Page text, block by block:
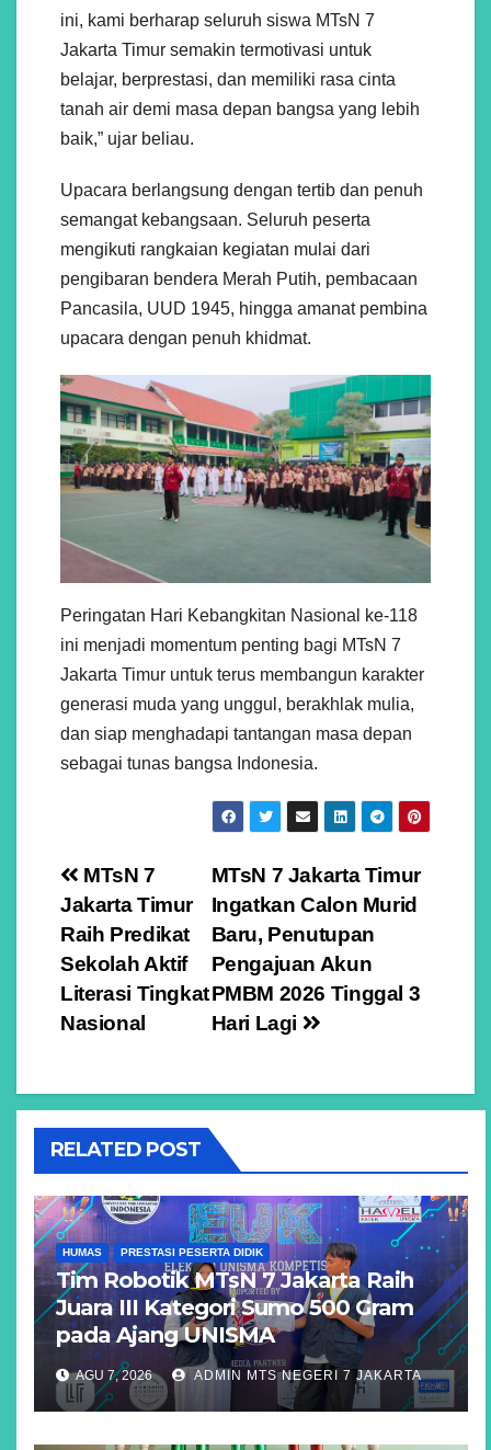
ini, kami berharap seluruh siswa MTsN 7
Jakarta Timur semakin termotivasi untuk
belajar, berprestasi, dan memiliki rasa cinta
tanah air demi masa depan bangsa yang lebih
baik,” ujar beliau.
Upacara berlangsung dengan tertib dan penuh
semangat kebangsaan. Seluruh peserta
mengikuti rangkaian kegiatan mulai dari
pengibaran bendera Merah Putih, pembacaan
Pancasila, UUD 1945, hingga amanat pembina
upacara dengan penuh khidmat.
Peringatan Hari Kebangkitan Nasional ke-118
ini menjadi momentum penting bagi MTsN 7
Jakarta Timur untuk terus membangun karakter
generasi muda yang unggul, berakhlak mulia,
dan siap menghadapi tantangan masa depan
sebagai tunas bangsa Indonesia.
Navigasi
pos
MTsN 7 Jakarta Timur
Ingatkan Calon Murid
Baru, Penutupan
Pengajuan Akun
PMBM 2026 Tinggal 3
Hari Lagi
MTsN 7
Jakarta Timur
Raih Predikat
Sekolah Aktif
Literasi Tingkat
Nasional
RELATED POST
HUMAS PRESTASI PESERTA DIDIK
Tim Robotik MTsN 7 Jakarta Raih
Juara III Kategori Sumo 500 Gram
pada Ajang UNISMA
AGU 7, 2026 ADMIN MTS NEGERI 7 JAKARTA